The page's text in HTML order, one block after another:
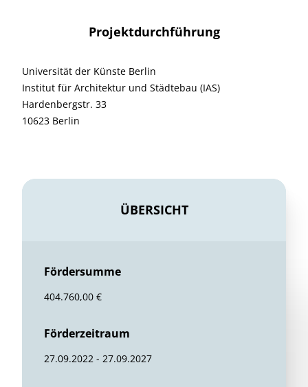
Projektdurchführung
Universität der Künste Berlin
Institut für Architektur und Städtebau (IAS)
Hardenbergstr. 33
10623 Berlin
ÜBERSICHT
Fördersumme
404.760,00 €
Förderzeitraum
27.09.2022 - 27.09.2027